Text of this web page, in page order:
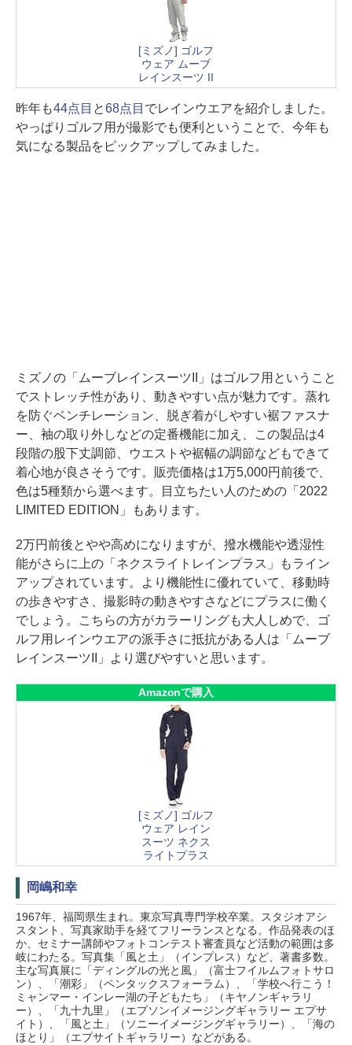
[ミズノ] ゴルフ
ウェア ムーブ
レインスーツ II
昨年も44点目 と68点目 でレインウエアを紹介しました。
やっぱりゴルフ用が撮影でも便利ということで、今年も
気になる製品をピックアップしてみました。
ミズノの「ムーブレインスーツII」はゴルフ用ということ
でストレッチ性があり、動きやすい点が魅力です。蒸れ
を防ぐベンチレーション、脱ぎ着がしやすい裾ファスナ
ー、袖の取り外しなどの定番機能に加え、この製品は4
段階の股下丈調節、ウエストや裾幅の調節などもできて
着心地が良さそうです。販売価格は1万5,000円前後で、
色は5種類から選べます。目立ちたい人のための「2022
LIMITED EDITION」もあります。
2万円前後とやや高めになりますが、撥水機能や透湿性
能がさらに上の「ネクスライトレインプラス」もライン
アップされています。より機能性に優れていて、移動時
の歩きやすさ、撮影時の動きやすさなどにプラスに働く
でしょう。こちらの方がカラーリングも大人しめで、ゴ
ルフ用レインウエアの派手さに抵抗がある人は「ムーブ
レインスーツII」より選びやすいと思います。
Amazonで購入
[ミズノ] ゴルフ
ウェア レイン
スーツ ネクス
ライトプラス
岡嶋和幸
1967年、福岡県生まれ。東京写真専門学校卒業。スタジオアシ
スタント、写真家助手を経てフリーランスとなる。作品発表のほ
か、セミナー講師やフォトコンテスト審査員など活動の範囲は多
岐にわたる。写真集「風と土」（インプレス）など、著書多数。
主な写真展に「ディングルの光と風」（富士フイルムフォトサロ
ン）、「潮彩」（ペンタックスフォーラム）、「学校へ行こう！
ミャンマー・インレー湖の子どもたち」（キヤノンギャラリ
ー）、「九十九里」（エプソンイメージングギャラリー エプサ
イト）、「風と土」（ソニーイメージングギャラリー）、「海の
ほとり」（エプサイトギャラリー）などがある。